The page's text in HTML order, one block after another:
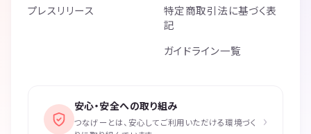
プレスリリース
特定商取引法に基づく表
記
ガイドライン一覧
安心・安全への取り組み
つなげーとは、安心してご利用いただける環境づく
›